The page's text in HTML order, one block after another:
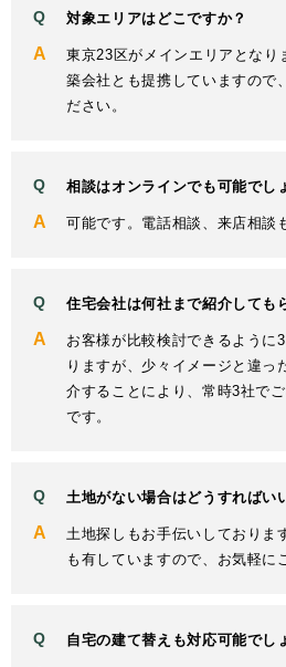
対象エリアはどこですか？
東京23区がメインエリアとなり
築会社とも提携していますので
ださい。
相談はオンラインでも可能でし
可能です。電話相談、来店相談
住宅会社は何社まで紹介しても
お客様が比較検討できるように
りますが、少々イメージと違っ
介することにより、常時3社で
です。
土地がない場合はどうすればい
土地探しもお手伝いしておりま
も有していますので、お気軽に
自宅の建て替えも対応可能でし